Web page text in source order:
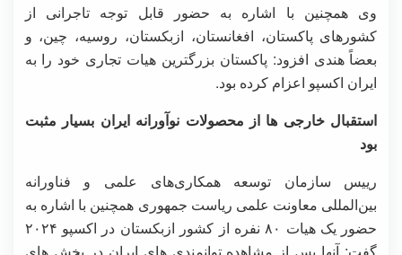
وی همچنین با اشاره به حضور قابل توجه تاجرانی از
کشورهای پاکستان، افغانستان، ازبکستان، روسیه، چین، و
بعضاً هندی افزود: پاکستان بزرگترین هیات تجاری خود را به
ایران اکسپو اعزام کرده بود.
استقبال خارجی ها از محصولات نوآورانه ایران بسیار مثبت
بود
رییس سازمان توسعه همکاری‌های علمی و فناورانه
بین‌المللی معاونت علمی ریاست جمهوری همچنین با اشاره به
حضور یک هیات ۸۰ نفره از کشور ازبکستان در اکسپو ۲۰۲۴
گفت: آنها پس از مشاهده توانمندی های ایران در بخش های